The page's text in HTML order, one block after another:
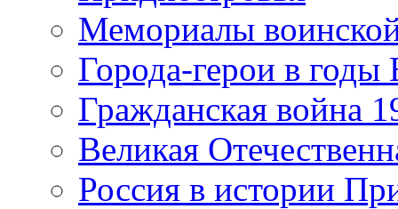
Мемориалы
Города-герои в
Гражданская война
Великая
Россия в истории